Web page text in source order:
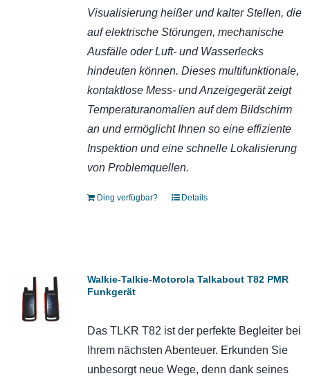
Visualisierung heißer und kalter Stellen, die
auf elektrische Störungen, mechanische
Ausfälle oder Luft- und Wasserlecks
hindeuten können. Dieses multifunktionale,
kontaktlose Mess- und Anzeigegerät zeigt
Temperaturanomalien auf dem Bildschirm
an und ermöglicht Ihnen so eine effiziente
Inspektion und eine schnelle Lokalisierung
von Problemquellen.
Ding verfügbar? Details
Walkie-Talkie-Motorola Talkabout T82 PMR
Funkgerät
Das TLKR T82 ist der perfekte Begleiter bei
Ihrem nächsten Abenteuer. Erkunden Sie
unbesorgt neue Wege, denn dank seines